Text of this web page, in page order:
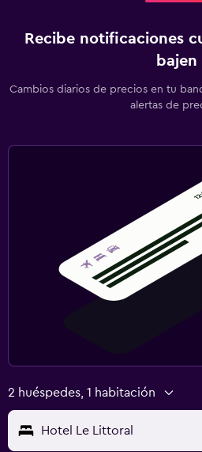
Recibe notificaciones
bajen
Cambios diarios de precios en tu
alertas de
2 huéspedes, 1 habitación
Hotel Le Littoral